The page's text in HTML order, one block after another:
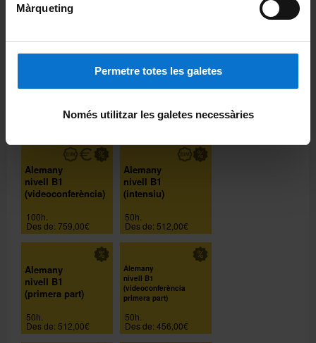
Màrqueting
Permetre totes les galetes
Només utilitzar les galetes necessàries
100h.
(videoconferència
Alemany
100h.
Alemany
nivell B1
(videoconferència)
100h.
Des de: 759,00€
Alemany
nivell B1
(intensiu)
50h.
Des de: 512,00€
Alemany
nivell B1
(primera part)
50h.
Des de: 512,00€
Alemany
nivell B1
(videoconferència
primera part)
50h.
Des de: 456,00€